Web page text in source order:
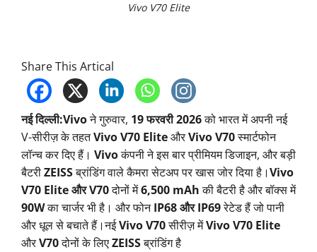
Vivo V70 Elite
Share This Artical
नई दिल्ली:Vivoने गुरुवार, 19 फरवरी 2026को भारत में अपनी नई
V-सीरीज़ के तहतVivo V70 EliteऔरVivo V70स्मार्टफोन
लॉन्च कर दिए हैं। Vivoकंपनी ने इस बार प्रीमियम डिजाइन, और बड़ी
बैटरीZEISSब्रांडिंग वाले कैमरा सेटअप पर खास जोर दिया है।Vivo
V70 Elite और V70दोनों में6,500 mAhकी बैटरी है और बॉक्स में
90Wका चार्जर भी है। और फोनIP68 और IP69रेटेड हैं जो पानी
और धूल से बचाते हैं।नईVivo V70सीरीज़ मेंVivo V70 Elite
औरV70दोनों के लिएZEISSब्रांडिंग है